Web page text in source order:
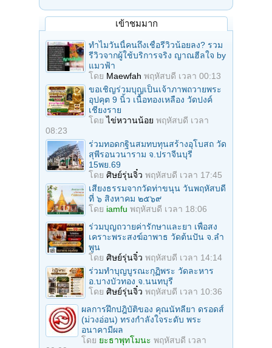
เข้าชมมาก
ทำไมวันนี้คนถึงเชื่อรีวิวน้อยลง? รวม
รีวิวจากผู้ใช้บริการจริง ญาณฮีลใจ by
แมวฟ้า
โดย Maewfah พฤหัสบดี เวลา 00:13
ขอเชิญร่วมบุญเป็นเจ้าภาพถวายพระ
อุปคุต 9 นิ้ว เนื้อทองเหลือง วัดปงค์
เชียงราย
โดยไข่หวานน้อย พฤหัสบดี เวลา
08:23
ร่วมทอดกฐินสมทบทุนสร้างอุโบสถ วัด
สุพีรอนวนาราม จ.ปราจีนบุรี
15พย.69
โดย ศิษย์รุ่นจิ๋ว พฤหัสบดี เวลา 17:45
เสียงธรรมจากวัดท่าขนุน วันพฤหัสบดี
ที่ ๖ สิงหาคม ๒๕๖๙
โดย iamfu พฤหัสบดี เวลา 18:06
ร่วมบุญถวายค่ารักษาและยา เพื่อสง
เคราะพระสงฆ์อาพาธ วัดต้นปัน จ.ลํา
พูน
โดย ศิษย์รุ่นจิ๋ว พฤหัสบดี เวลา 14:14
ร่วมทําบุญบูรณะกุฏิพระ วัดละหาร
อ.บางบัวทอง จ.นนทบุรี
โดย ศิษย์รุ่นจิ๋ว พฤหัสบดี เวลา 10:36
ผลการฝึกปฎิบัติของ คุณนัทลียา ดรอดส์
(ม่วงอ่อน) ทรงกำลังใจระดับ พระ
อนาคามีผล
โดย ยะธาพุทโมนะ พฤหัสบดี เวลา